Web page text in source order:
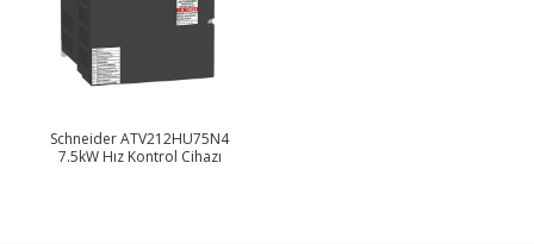
Schneider ATV212HU75N4
7.5kW Hız Kontrol Cihazı